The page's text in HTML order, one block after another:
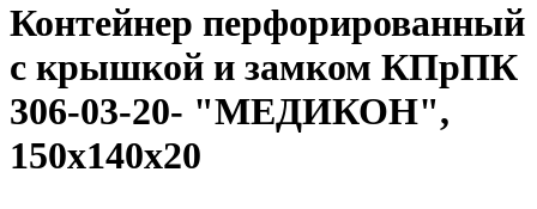
Контейнер перфорированный
с крышкой и замком КПрПК
306-03-20- "МЕДИКОН",
150х140х20